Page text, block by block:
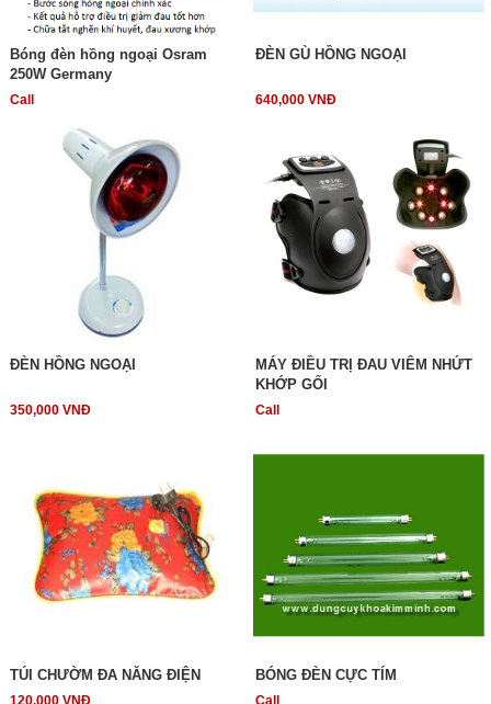
Bóng đèn hồng ngoại Osram
250W Germany
Call
ĐÈN GÙ HỒNG NGOẠI
640,000 VNĐ
ĐÈN HỒNG NGOẠI
350,000 VNĐ
MÁY ĐIỀU TRỊ ĐAU VIÊM NHỨT
KHỚP GỐI
Call
TÚI CHƯỜM ĐA NĂNG ĐIỆN
120,000 VNĐ
BÓNG ĐÈN CỰC TÍM
Call